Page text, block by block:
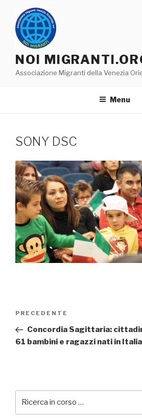
contenuto
NOI
Associazione Migranti della Venezia
Menu
SONY DSC
Navigazione
Articolo
precedente:
PRECEDENTE
Concordia Sagittaria:
61 bambini e ragazzi nati in Italia